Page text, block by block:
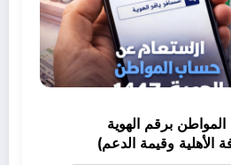
برقم الهوية